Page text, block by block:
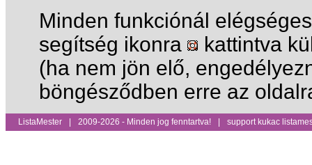
Minden funkciónál
segítség ikonra
kattintva
(ha nem jön elő,
böngésződben erre az
ListaMester 2009-2026 - Minden jog fenntartva! support kukac